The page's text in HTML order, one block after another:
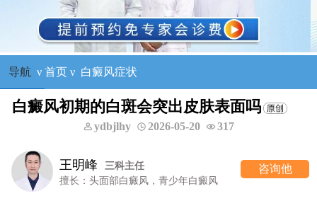
导航 ν 首页ν 白癜风症状
白癜风初期的白斑会突出皮肤表面吗
ydbjlhy 2026-05-20 317
刘惠莉
六科主任
擅长：青少年白癜风诊疗
咨询她